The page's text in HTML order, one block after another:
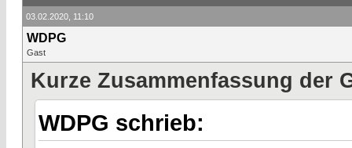
03.02.2020, 11:10
WDPG
Gast
Kurze Zusammenfassung der
WDPG schrieb: